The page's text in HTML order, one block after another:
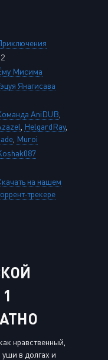
Мисима
Янагисава
AniDUB
HelgardRay,
Muroi
на нашем
трекере
нравственный,
уши в долгах и